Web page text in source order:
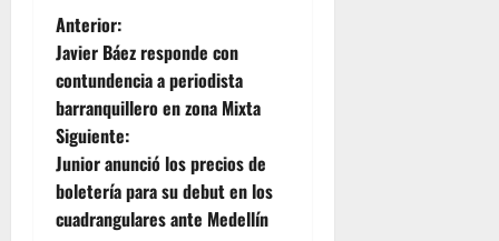
Anterior:
Javier Báez responde con
contundencia a periodista
barranquillero en zona Mixta
Siguiente:
Junior anunció los precios de
boletería para su debut en los
cuadrangulares ante Medellín